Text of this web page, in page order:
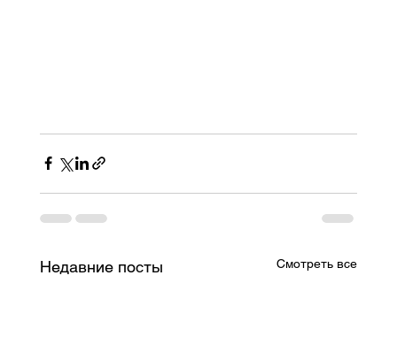
Недавние посты Смотреть все